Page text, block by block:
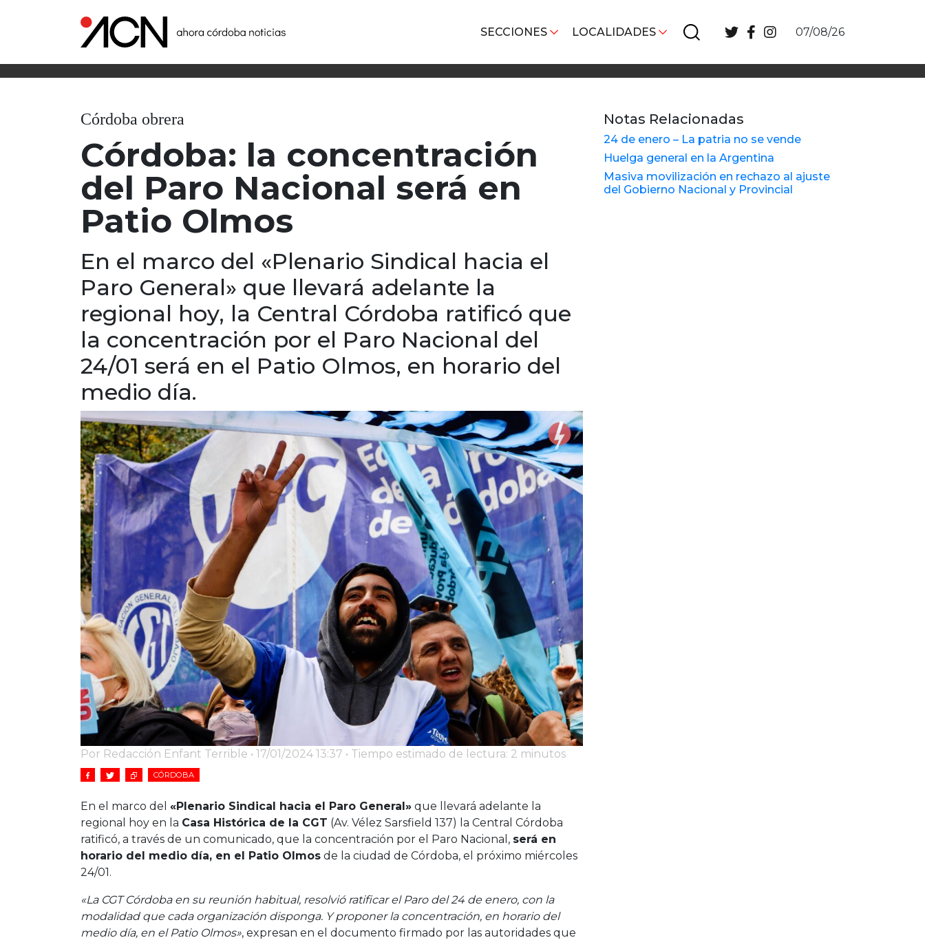
SECCIONES LOCALIDADES 07/08/26
Córdoba obrera
Córdoba: la concentración
del Paro Nacional será en
Patio Olmos
En el marco del «Plenario Sindical hacia el
Paro General» que llevará adelante la
regional hoy, la Central Córdoba ratificó que
la concentración por el Paro Nacional del
24/01 será en el Patio Olmos, en horario del
medio día.
Por Redacción Enfant Terrible • 17/01/2024 13:37 • Tiempo estimado de lectura: 2 minutos
CÓRDOBA
En el marco del «Plenario Sindical hacia el Paro General» que llevará adelante la
regional hoy en la Casa Histórica de la CGT (Av. Vélez Sarsfield 137) la Central Córdoba
ratificó, a través de un comunicado, que la concentración por el Paro Nacional, será en
horario del medio día, en el Patio Olmos de la ciudad de Córdoba, el próximo miércoles
24/01.
«La CGT Córdoba en su reunión habitual, resolvió ratificar el Paro del 24 de enero, con la
modalidad que cada organización disponga. Y proponer la concentración, en horario del
medio día, en el Patio Olmos», expresan en el documento firmado por las autoridades que
Notas Relacionadas
24 de enero – La patria no se vende
Huelga general en la Argentina
Masiva movilización en rechazo al ajuste
del Gobierno Nacional y Provincial